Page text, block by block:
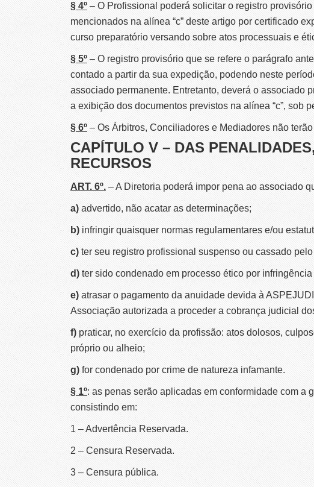
§ 4º– O Profissional poderá solicitar o registro
mencionados na alínea “c” deste artigo por certificado
curso preparatório versando sobre atos processuais e
§ 5º– O registro provisório que se refere o parágrafo
contado a partir da sua expedição, podendo neste
associado permanente. Entretanto, deverá o associado
a exibição dos documentos previstos na alínea “c”, sob
§ 6º– Os Árbitros, Conciliadores e Mediadores não
CAPÍTULO V – DAS
RECURSOS
ART. 6º.– A Diretoria poderá impor pena ao associado
a) advertido, não acatar as determinações;
b)infringir quaisquer normas regulamentares e/ou
c)ter seu registro profissional suspenso ou cassado
d) ter sido condenado em processo ético por
e)atrasar o pagamento da anuidade devida à
Associação autorizada a proceder a cobrança judicial
f)praticar, no exercício da profissão: atos dolosos,
próprio ou alheio;
g)for condenado por crime de natureza infamante.
§ 1º: as penas serão aplicadas em conformidade com a
consistindo em:
1 – Advertência Reservada.
2 – Censura Reservada.
3 – Censura pública.